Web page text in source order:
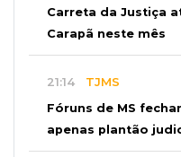
Carreta da Justiça
Carapã neste mês
21:14 TJMS
Fóruns de MS
apenas plantão